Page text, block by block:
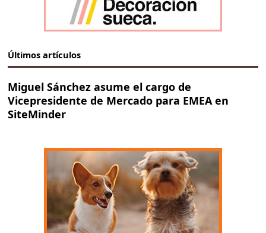
Últimos artículos
Miguel Sánchez asume el cargo de
Vicepresidente de Mercado para EMEA en
SiteMinder